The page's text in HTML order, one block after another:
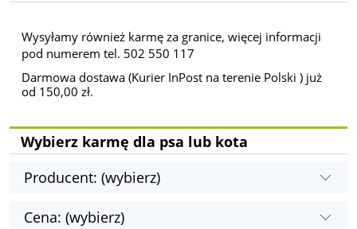
Wysyłamy również karmę za granice, więcej informacji
pod numerem tel. 502 550 117
Darmowa dostawa (Kurier InPost na terenie Polski ) już
od 150,00 zł.
Wybierz karmę dla psa lub kota
Producent: (wybierz)
Cena: (wybierz)